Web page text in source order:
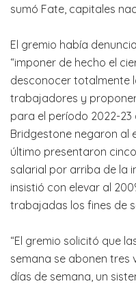
sumó Fate, capitales
El gremio había
“imponer de hecho el
desconocer totalmente
trabajadores y
para el período 2022-23
Bridgestone negaron al
último presentaron
salarial por arriba de la
insistió con elevar al
trabajadas los fines de
“El gremio solicitó que
semana se abonen tres
días de semana, un